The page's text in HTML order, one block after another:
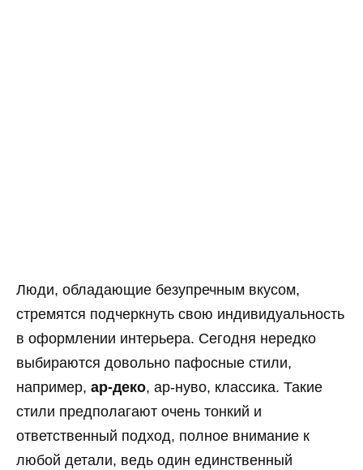
Люди, обладающие безупречным вкусом,
стремятся подчеркнуть свою индивидуальность
в оформлении интерьера. Сегодня нередко
выбираются довольно пафосные стили,
например, ар-деко, ар-нуво, классика. Такие
стили предполагают очень тонкий и
ответственный подход, полное внимание к
любой детали, ведь один единственный